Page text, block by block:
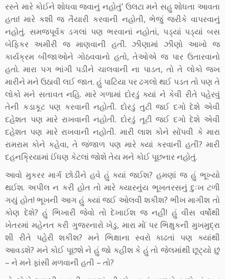
રસ્તે મારે કોઈને શોધવા જવાનું નહોતું’ ઉલટા મને સહુ શોધતા આવતા
હતા! મારે કશી જ તૈયારી કરવાની નહોતી, ભેજું જરીકે વાપરવાનું
નહોતું. સમજપૂર્વક ડગલાં પણ ભરવાનાં નહોતાં, પડ્યાં પડ્યાં બસ
બેફિકર અમીરી જ માણવાની હતી. ઝીણામાં ઝીણો આખો જ
કાર્યક્રમ બીજાઓને ગોઠવવાનો હતો, તેઓએ જ પાર ઉતારવાનો
હતો. મારા પગ ભાંગી પડીને ચાલવાની ના પાડત, તો તે લોકો જખ
મારીને મને ઉઠાવી લઈ જાત. હું પાટિયા પર ઢગલો થઈ પડત તો પણ તે
લોકો મને સતાવત નહિ. મારે ગળામાં દોરડું ક્યાં ને કેવી રીતે પહેરવું
તેની કડાકૂટ પણ કરવાની નહોતી. દોરડું તુટી જઈ દગો દેશે એવી
દહેશત પણ મારે રાખવાની નહોતી. દોરડું તૂટી જઈ દગો દેશે એવી
દહેશત પણ મારે રાખવાની નહોતી. મારી લાશ કોને સોંપવી કે મારા
રામરામ કોને કહેવા, તે જંજાળ પણ મારે ક્યાં કરવાની હતી? મારી
દહનક્રિયામાં ઈંધણ કેટલાં જોશે તેય મને કોઈ પૂછનાર નહોતું.
આવો મુકરર માર્ગ છોડીને હવે હું ક્યાં જઈશ? હમણાં જ હું ભૂખ્યો
થઈશ. અપીલ ન કરી હોત તો મારે ક્યારનુંય ભૂખતરસનું દુઃખ ટળી
ગયું હોત! ભૂખની આગ હું ક્યાં જઈ ઓલવી શકીશ? ભીખ માગીશ તો
કોણ દેશે? હું ભિખારી જેવો તો દેખાઈશ જ નહીં! હું વીસ વર્ષોથી
ખેતરમાં મહેનત કરી ગુજરનારો ખેડુ, મારા મોં પર ભિક્ષુકની મુખમુદ્રા
શી રીતે પહેરી શકીશ? મને ભિક્ષાના સ્વરો કાઢતાં પણ ક્યાંથી
આવડશે? મને કોઈ પૂછશે ને હું જો કહીશ કે હું તો જેલમાંથી છૂટ્યો છું
– ને મને ફાંસી મળવાની હતી – તો?